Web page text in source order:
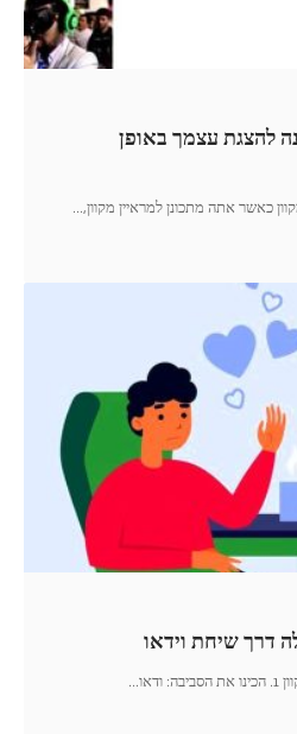
להצגת עצמך באופן
כאשר אתה מתכונן למראיין מקוון,
דרך שיחת וידאו
…